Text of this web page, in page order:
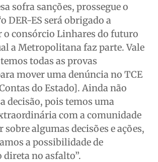
sofra sanções, prossegue o
DER-ES será obrigado a
o consórcio Linhares do futuro
a Metropolitana faz parte. Vale
todas as provas
mover uma denúncia no TCE
do Estado]. Ainda não
decisão, pois temos uma
com a comunidade
sobre algumas decisões e ações,
a possibilidade de
no asfalto”.